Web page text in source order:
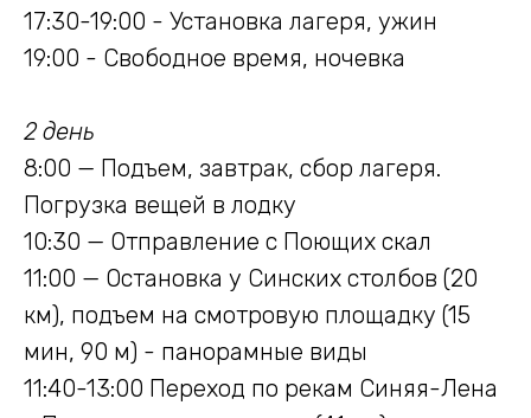
17:30-19:00 - Установка лагеря, ужин
19:00 - Свободное время, ночевка
2 день
8:00 — Подъем, завтрак, сбор лагеря.
Погрузка вещей в лодку
10:30 — Отправление с Поющих скал
11:00 — Остановка у Синских столбов (20
км), подъем на смотровую площадку (15
мин, 90 м) - панорамные виды
11:40-13:00 Переход по рекам Синяя-Лена
Посмотреть все туры